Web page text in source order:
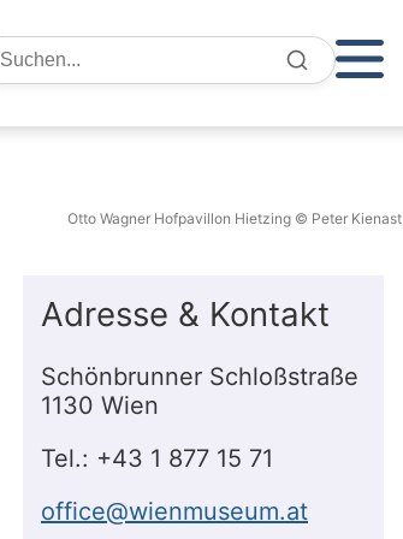
Suche
Otto Wagner Hofpavillon Hietzing © Peter Kienast
Adresse & Kontakt
Schönbrunner Schloßstraße
1130 Wien
Tel.: +43 1 877 15 71
office@wienmuseum.at